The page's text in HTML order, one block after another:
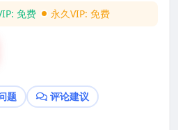
免费 永久VIP: 免费
题 评论建议